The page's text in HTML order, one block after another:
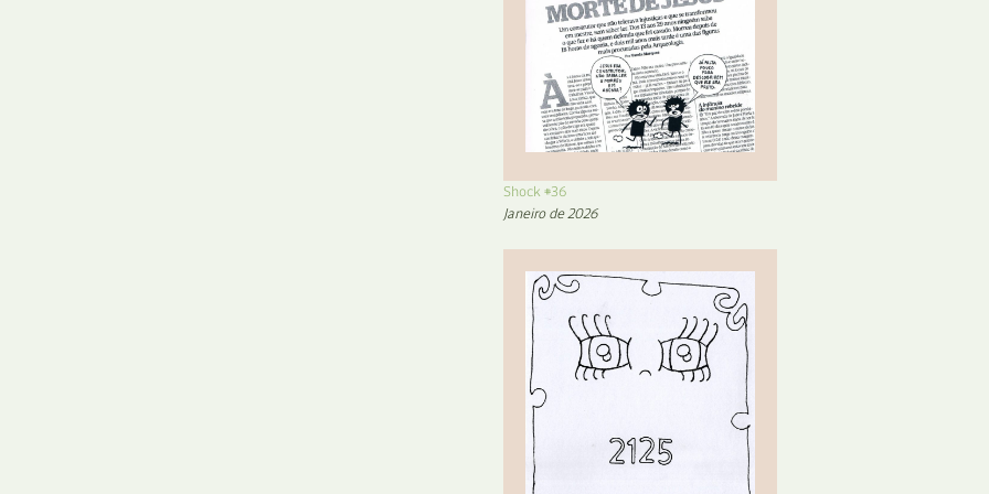
Shock #36
Janeiro de 2026